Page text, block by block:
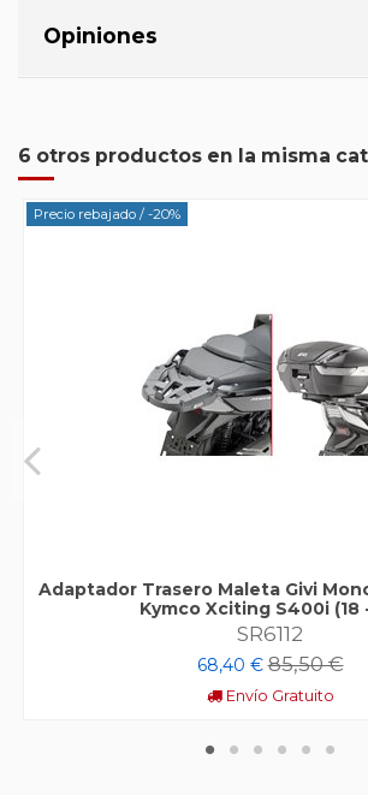
Opiniones
6 otros productos en la misma
Precio rebajado/ -20%
Adaptador Trasero Maleta Givi
Kymco Xciting S400i (18
SR6112
68,40 € 85,50 €
Envío Gratuito